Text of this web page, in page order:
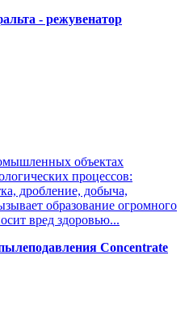
- режувенатор
объектах
процессов:
дробление, добыча,
образование огромного
вред здоровью...
Concentrate